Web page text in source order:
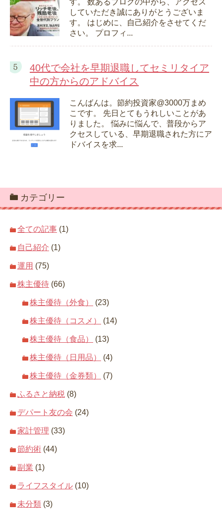
す。 数あるブログの中から、アクセス
していただき誠にありがとうございま
す。 はじめに、自己紹介をさせてくだ
さい。 プロフィ...
40代で会社を早期退職してセミリタイア
中の方からのアドバイス
こんばんは。節約投資家@3000万まめ
こです。 先日とてもうれしいことがあ
りました。 悩みに悩んで、普段からア
クセスしている、早期退職された方にア
ドバイスを求...
カテゴリー
全ての記事 (1)
自己紹介 (1)
運用 (75)
株主優待 (66)
株主優待（外食） (23)
株主優待（コスメ） (14)
株主優待（食品） (13)
株主優待（日用品） (4)
株主優待（金券類） (7)
ふるさと納税 (8)
デパート友の会 (24)
家計管理 (33)
節約術 (44)
副業 (1)
ライフスタイル (10)
未分類 (3)